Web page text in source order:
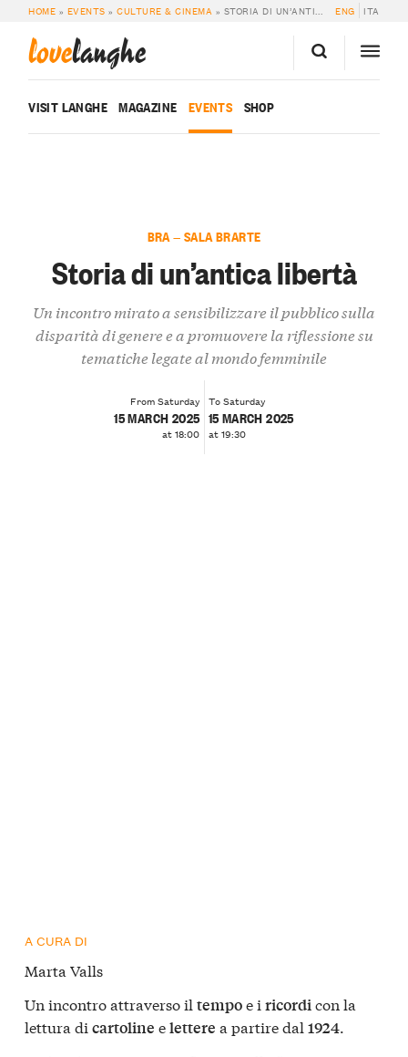
HOME » EVENTS »CULTURE & CINEMA » STORIA DI UN’ANTICA LIBERTÀ ENG ITA
lovelanghe
VISIT LANGHE MAGAZINE EVENTS SHOP
BRA — SALA BRARTE
Storia di un’antica libertà
Un incontro mirato a sensibilizzare il pubblico sulla
disparità di genere e a promuovere la riflessione su
tematiche legate al mondo femminile
From Saturday
15 MARCH 2025
at 18:00
To Saturday
15 MARCH 2025
at 19:30
A CURA DI
Marta Valls
Un incontro attraverso il tempoe i ricordicon la
lettura di cartoline elettere a partire dal 1924.